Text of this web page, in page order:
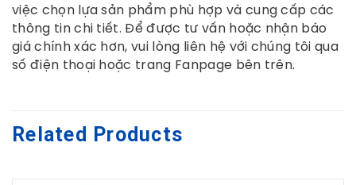
việc chọn lựa sản phẩm phù hợp và cung cấp các
thông tin chi tiết. Để được tư vấn hoặc nhận báo
giá chính xác hơn, vui lòng liên hệ với chúng tôi qua
số điện thoại hoặc trang Fanpage bên trên.
Related Products